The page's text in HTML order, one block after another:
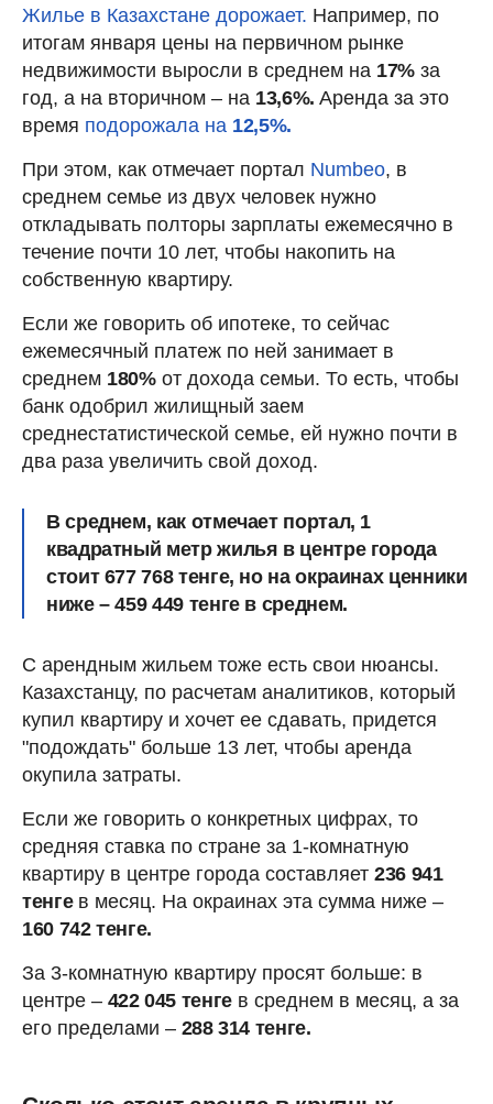
Жилье в Казахстане дорожает. Например, по
итогам января цены на первичном рынке
недвижимости выросли в среднем на 17% за
год, а на вторичном – на 13,6%.Аренда за это
время подорожала на 12,5%.
При этом, как отмечает портал Numbeo, в
среднем семье из двух человек нужно
откладывать полторы зарплаты ежемесячно в
течение почти 10 лет, чтобы накопить на
собственную квартиру.
Если же говорить об ипотеке, то сейчас
ежемесячный платеж по ней занимает в
среднем 180%от дохода семьи. То есть, чтобы
банк одобрил жилищный заем
среднестатистической семье, ей нужно почти в
два раза увеличить свой доход.
В среднем, как отмечает портал, 1
квадратный метр жилья в центре города
стоит 677 768 тенге, но на окраинах ценники
ниже –459 449 тенге в среднем.
С арендным жильем тоже есть свои нюансы.
Казахстанцу, по расчетам аналитиков, который
купил квартиру и хочет ее сдавать, придется
"подождать" больше 13 лет, чтобы аренда
окупила затраты.
Если же говорить о конкретных цифрах, то
средняя ставка по стране за 1-комнатную
квартиру в центре города составляет 236 941
тенгев месяц. На окраинах эта сумма ниже –
160 742 тенге.
За 3-комнатную квартиру просят больше: в
центре – 422 045 тенге в среднем в месяц, а за
его пределами – 288 314 тенге.